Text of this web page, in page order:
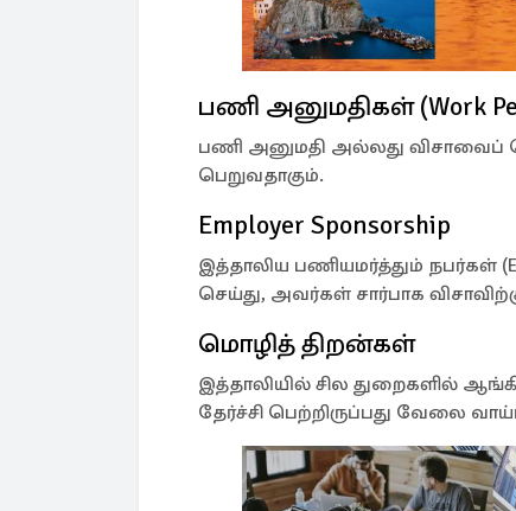
பணி அனுமதிகள் (Work
பணி அனுமதி அல்லது விசாவைப்
பெறுவதாகும்.
Employer Sponsorship
இத்தாலிய பணியமர்த்தும் நபர்கள்
செய்து, அவர்கள் சார்பாக
மொழித் திறன்கள்
இத்தாலியில் சில துறைகளில்
தேர்ச்சி பெற்றிருப்பது வேலை